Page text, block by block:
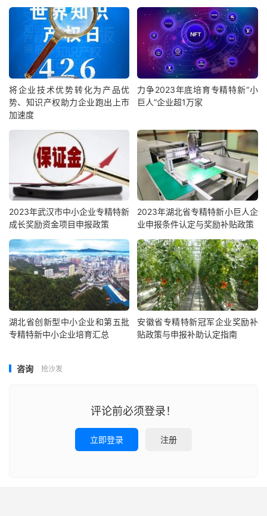
将企业技术优势转化为产品优
势、知识产权助力企业跑出上市
加速度
力争2023年底培育专精特新“小
巨人”企业超1万家
2023年武汉市中小企业专精特新
成长奖励资金项目申报政策
2023年湖北省专精特新小巨人企
业申报条件认定与奖励补贴政策
湖北省创新型中小企业和第五批
专精特新中小企业培育汇总
安徽省专精特新冠军企业奖励补
贴政策与申报补助认定指南
咨询 抢沙发
评论前必须登录！
立即登录 注册